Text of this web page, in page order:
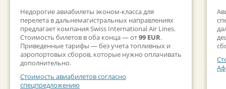
Недорогие авиабилеты эконом-класса для
перелета в дальнемагистральных направлениях
предлагает компания Swiss International Air Lines.
Стоимость билетов в оба конца — от99 EUR.
Приведенные тарифы — без учета топливных и
аэропортовых сборов, которые нужно оплачивать
дополнительно.
Стоимость авиабилетов согласно
спецпредложению